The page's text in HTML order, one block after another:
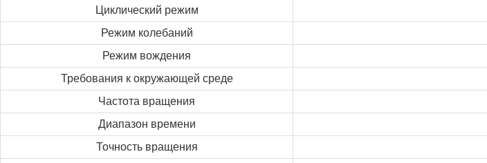
Циклический режим
Режим колебаний
Режим вождения
Требования к окружающей среде
Частота вращения
Диапазон времени
Точность вращения